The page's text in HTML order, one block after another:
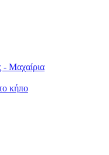
- Μαχαίρια
κήπο